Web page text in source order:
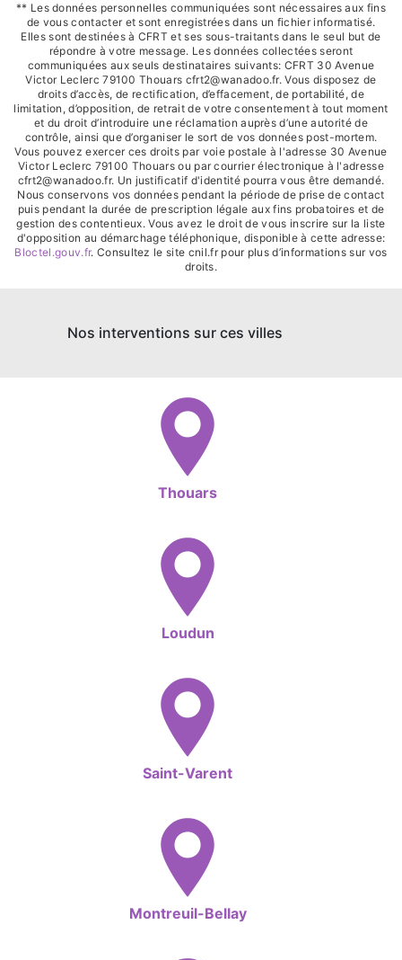
** Les données personnelles communiquées sont nécessaires aux fins
de vous contacter et sont enregistrées dans un fichier informatisé.
Elles sont destinées à CFRT et ses sous-traitants dans le seul but de
répondre à votre message. Les données collectées seront
communiquées aux seuls destinataires suivants: CFRT 30 Avenue
Victor Leclerc 79100 Thouars cfrt2@wanadoo.fr. Vous disposez de
droits d’accès, de rectification, d’effacement, de portabilité, de
limitation, d’opposition, de retrait de votre consentement à tout moment
et du droit d’introduire une réclamation auprès d’une autorité de
contrôle, ainsi que d’organiser le sort de vos données post-mortem.
Vous pouvez exercer ces droits par voie postale à l'adresse 30 Avenue
Victor Leclerc 79100 Thouars ou par courrier électronique à l'adresse
cfrt2@wanadoo.fr. Un justificatif d'identité pourra vous être demandé.
Nous conservons vos données pendant la période de prise de contact
puis pendant la durée de prescription légale aux fins probatoires et de
gestion des contentieux. Vous avez le droit de vous inscrire sur la liste
d'opposition au démarchage téléphonique, disponible à cette adresse:
Bloctel.gouv.fr. Consultez le site cnil.fr pour plus d’informations sur vos
droits.
Nos interventions sur ces villes
Thouars
Loudun
Saint-Varent
Montreuil-Bellay